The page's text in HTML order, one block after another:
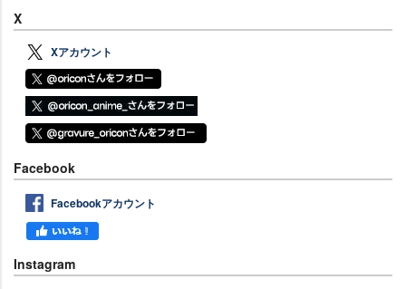
X
Xアカウント
Facebook
Facebookアカウント
Instagram